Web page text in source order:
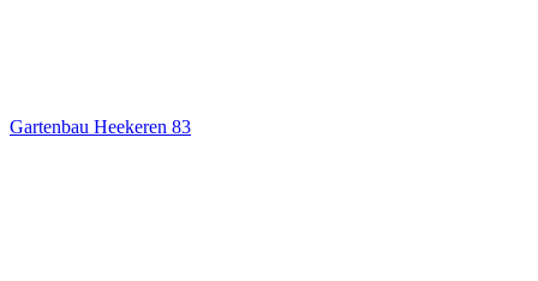
Gartenbau Heekeren 83